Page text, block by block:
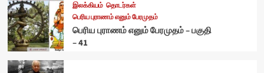
இலக்கியம் தொடர்கள்
பெரிய புராணம் எனும் பேரமுதம்
பெரிய புராணம் எனும் பேரமுதம் – பகுதி
– 41